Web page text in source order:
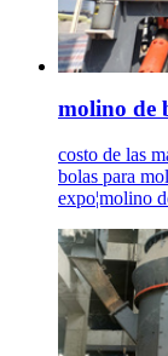
molino de
costo de las
bolas para
expo¦molino